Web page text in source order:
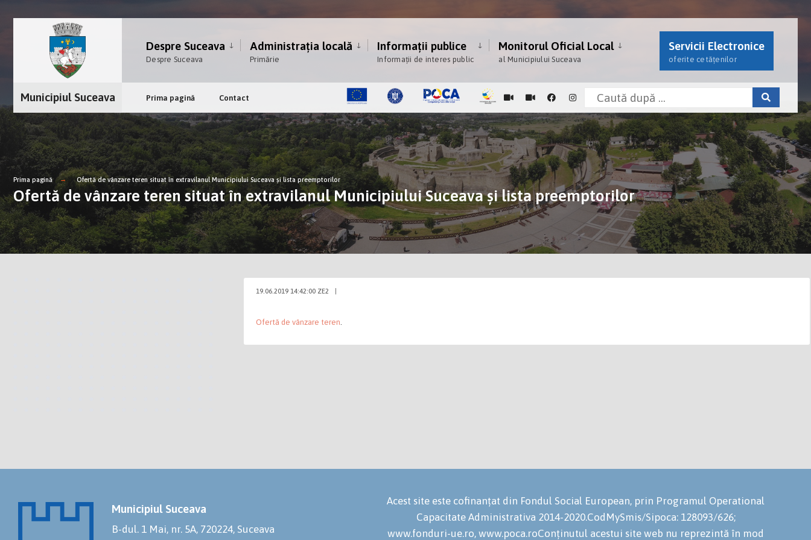
Despre Suceava
Despre Suceava
Administrația locală
Primărie
Informații publice
Informații de interes public
Monitorul Oficial Local
al Municipiului Suceava
Servicii Electronice
oferite cetățenilor
Municipiul Suceava Prima pagină Contact
Prima pagină Ofertă de vânzare teren situat în extravilanul Municipiului Suceava și lista preemptorilor
Ofertă de vânzare teren situat în extravilanul Municipiului Suceava și lista preemptorilor
19.06.2019 14:42:00 ZE2
Ofertă de vânzare teren.
Municipiul Suceava
B-dul. 1 Mai, nr. 5A, 720224, Suceava
Acest site este cofinanțat din Fondul Social European, prin Programul Operational
Capacitate Administrativa 2014-2020.CodMySmis/Sipoca: 128093/626;
www.fonduri-ue.ro, www.poca.roConținutul acestui site web nu reprezintă în mod